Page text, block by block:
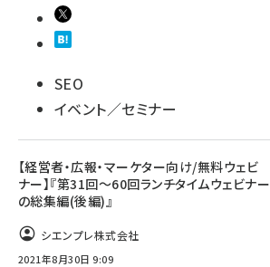
SEO
イベント／セミナー
【経営者・広報・マーケター向け/無料ウェビ
ナー】『第31回～60回ランチタイムウェビナー
の総集編(後編)』
シエンプレ株式会社
2021年8月30日 9:09